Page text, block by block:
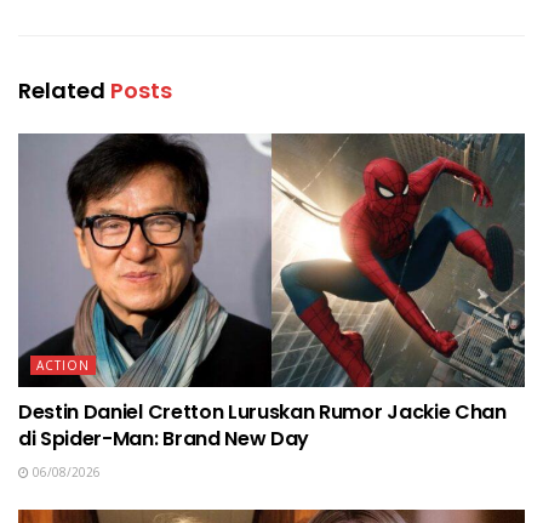
Related Posts
ACTION
Destin Daniel Cretton Luruskan Rumor Jackie Chan
di Spider-Man: Brand New Day
06/08/2026